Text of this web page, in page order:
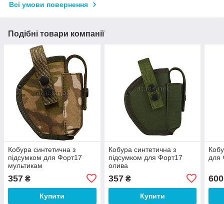
Всі умови повернення
Подібні товари компанії
Кобура синтетична з
підсумком для Форт17
мультикам
357 ₴
Купити
Кобура синтетична з
підсумком для Форт17
олива
357₴
Купити
для
600